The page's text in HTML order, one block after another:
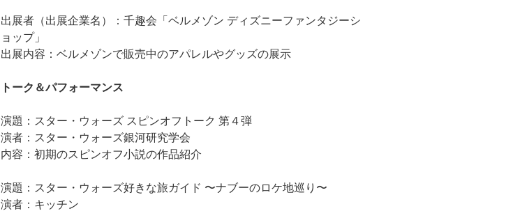
出展者（出展企業名）：千趣会「ベルメゾン ディズニーファンタジーシ
ョップ」
出展内容：ベルメゾンで販売中のアパレルやグッズの展示
トーク＆パフォーマンス
演題：スター・ウォーズ スピンオフトーク 第４弾
演者：スター・ウォーズ銀河研究学会
内容：初期のスピンオフ小説の作品紹介
演題：スター・ウォーズ好きな旅ガイド 〜ナブーのロケ地巡り〜
演者：キッチン